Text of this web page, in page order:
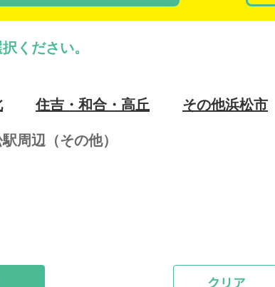
ください。
住吉・和合・高丘 その他浜松市
周辺（その他）
クリア